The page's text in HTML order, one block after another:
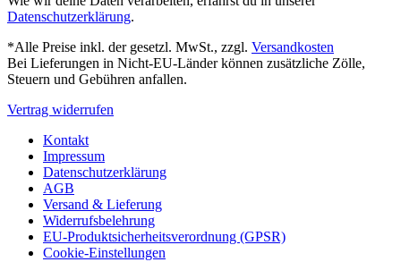
Datenschutzerklärung.
*Alle Preise inkl. der gesetzl. MwSt., zzgl. Versandkosten
Bei Lieferungen in Nicht-EU-Länder können zusätzliche Zölle,
Steuern und Gebühren anfallen.
Vertrag widerrufen
Kontakt
Impressum
Datenschutzerklärung
AGB
Versand & Lieferung
Widerrufsbelehrung
EU-Produktsicherheitsverordnung (GPSR)
Cookie-Einstellungen